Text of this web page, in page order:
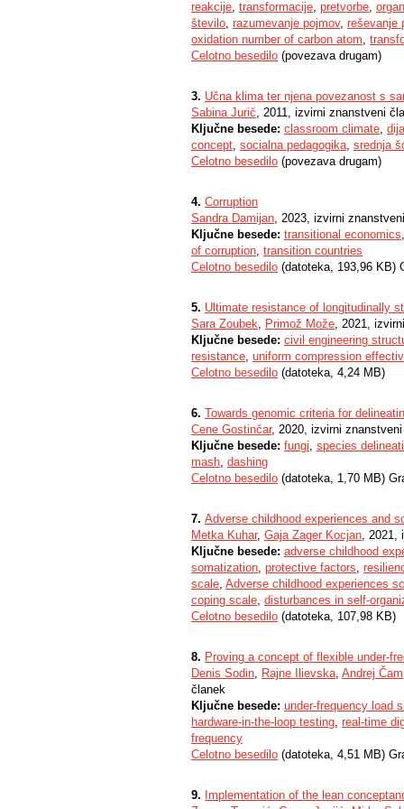
reakcije, transformacije, pretvorbe,
število, razumevanje pojmov, reševanje
oxidation number of carbon atom,
Celotno besedilo (povezava drugam)
3. Učna klima ter njena povezanost s
Sabina Jurič, 2011, izvirni znanstveni
Ključne besede: classroom climate,
concept, socialna pedagogika, srednja
Celotno besedilo (povezava drugam)
4. Corruption
Sandra Damijan, 2023, izvirni
Ključne besede: transitional economics
of corruption, transition countries
Celotno besedilo (datoteka, 193,96 KB)
5. Ultimate resistance of longitudinally
Sara Zoubek, Primož Može, 2021,
Ključne besede: civil engineering
resistance, uniform compression
Celotno besedilo (datoteka, 4,24 MB)
6. Towards genomic criteria for
Cene Gostinčar, 2020, izvirni
Ključne besede: fungi, species
mash, dashing
Celotno besedilo (datoteka, 1,70 MB)
7. Adverse childhood experiences and
Metka Kuhar, Gaja Zager Kocjan, 2021,
Ključne besede: adverse childhood
somatization, protective factors,
scale, Adverse childhood experiences
coping scale, disturbances in self-
Celotno besedilo (datoteka, 107,98 KB)
8. Proving a concept of flexible under-
Denis Sodin, Rajne Ilievska, Andrej
članek
Ključne besede: under-frequency load
hardware-in-the-loop testing, real-time
frequency
Celotno besedilo (datoteka, 4,51 MB)
9. Implementation of the lean